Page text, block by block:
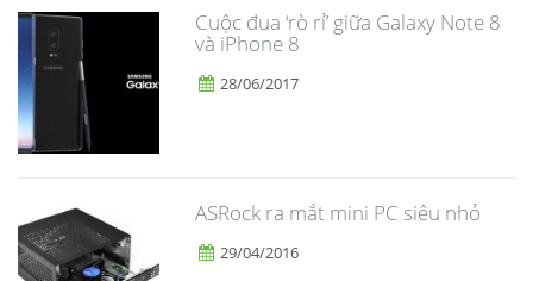
​Cuộc đua ‘rò rỉ’ giữa Galaxy Note 8
và iPhone 8
28/06/2017
ASRock ra mắt mini PC siêu nhỏ
29/04/2016